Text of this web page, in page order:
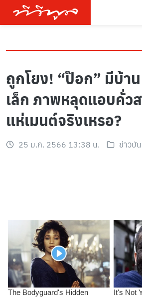
ถูกโยง! “ป๊อก” มีบ้าน
เล็ก ภาพหลุดแอบคั่ว
แห่เมนต์จริงเหรอ?
25 ม.ค. 2566 13:38 น. ข่าวบั